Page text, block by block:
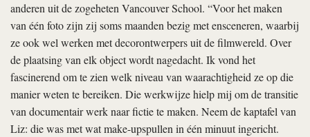
anderen uit de zogeheten Vancouver School. “Voor het maken
van één foto zijn zij soms maanden bezig met ensceneren, waarbij
ze ook wel werken met decorontwerpers uit de filmwereld. Over
de plaatsing van elk object wordt nagedacht. Ik vond het
fascinerend om te zien welk niveau van waarachtigheid ze op die
manier weten te bereiken. Die werkwijze hielp mij om de transitie
van documentair werk naar fictie te maken. Neem de kaptafel van
Liz: die was met wat make-upspullen in één minuut ingericht.